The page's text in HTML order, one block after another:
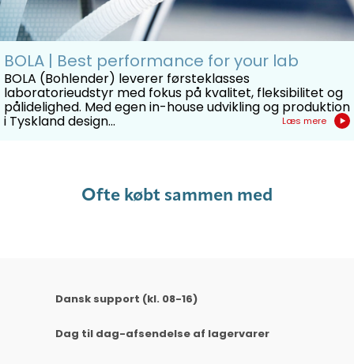
BOLA | Best performance for your lab
BOLA (Bohlender) leverer førsteklasses
laboratorieudstyr med fokus på kvalitet, fleksibilitet og
pålidelighed. Med egen in-house udvikling og produktion
i Tyskland design... Læs mere
Ofte købt sammen med
Dansk support (kl. 08-16)
Dag til dag-afsendelse af lagervarer